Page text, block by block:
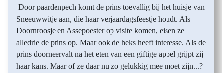
Door paardenpech komt de prins toevallig bij het huisje van
Sneeuwwitje aan, die haar verjaardagsfeestje houdt. Als
Doornroosje en Assepoester op visite komen, eisen ze
alledrie de prins op. Maar ook de heks heeft interesse. Als de
prins doorneervalt na het eten van een giftige appel grijpt zij
haar kans. Maar of ze daar nu zo gelukkig mee moet zijn...?